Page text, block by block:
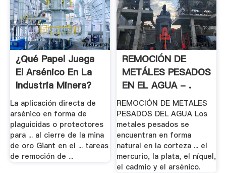
¿Qué Papel Juega
El Arsénico En La
Industria Minera?
La aplicación directa de
arsénico en forma de
plaguicidas o protectores
para ... al cierre de la mina
de oro Giant en el ... tareas
de remoción de ...
REMOCIÓN DE
METÁLES PESADOS
EN EL AGUA - .
REMOCIÓN DE METALES
PESADOS DEL AGUA Los
metales pesados se
encuentran en forma
natural en la corteza ... el
mercurio, la plata, el níquel,
el cadmio y el arsénico.